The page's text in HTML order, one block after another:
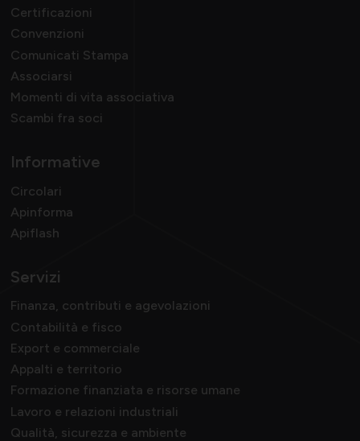
Certificazioni
Convenzioni
Comunicati Stampa
Associarsi
Momenti di vita associativa
Scambi fra soci
Informative
Circolari
Apinforma
Apiflash
Servizi
Finanza, contributi e agevolazioni
Contabilità e fisco
Export e commerciale
Appalti e territorio
Formazione finanziata e risorse umane
Lavoro e relazioni industriali
Qualità, sicurezza e ambiente